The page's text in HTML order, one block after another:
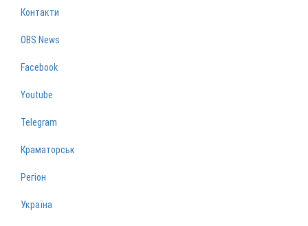
Контакти
OBS News
Facebook
Youtube
Telegram
Краматорськ
Регіон
Україна